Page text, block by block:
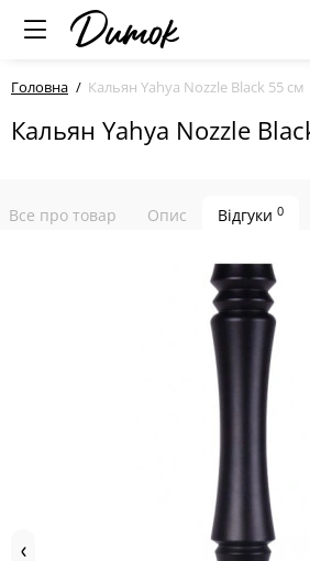
Головна Кальян Yahya Nozzle Black 55 см
Кальян Yahya Nozzle
Все про товар Опис Відгуки 0